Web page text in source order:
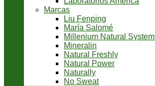
Marcas
Liu Fenping
María Salomé
Millenium Natural
Mineralin
Natural Freshly
Natural Power
Naturally
No Sweat